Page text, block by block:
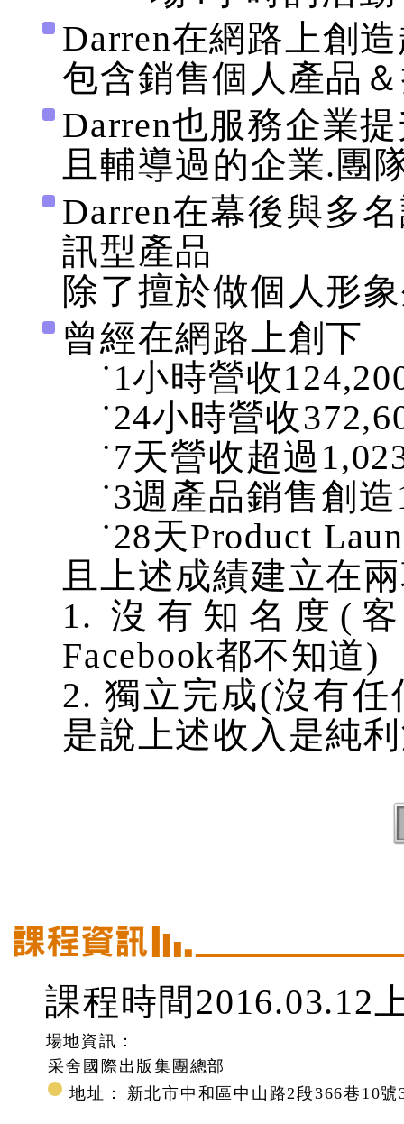
Darren在網路上創
包含銷售個人產品
Darren也服務企業
且輔導過的企業.團
Darren在幕後與多
訊型產品
除了擅於做個人形
曾經在網路上創下
˙1小時營收
˙24小時營收
˙7天營收超過
˙3週產品銷售創造
˙28天Product
且上述成績建立在
1. 沒有知名度(
Facebook都不知道)
2. 獨立完成(沒有
是說上述收入是純
課程時間2016.03.12
場地資訊：
采舍國際出版集團總部
地址：
新北市中和區中山路2段366巷10